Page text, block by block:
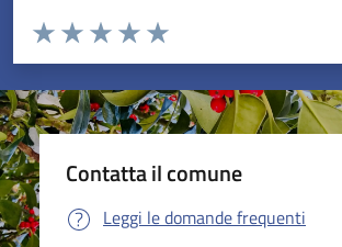
Valuta da 1 a 5 stelle la pagina
Valuta 5 stelle su 5
Valuta 4 stelle su 5
Valuta 3 stelle su 5
Valuta 2 stelle su 5
Valuta 1 stelle su 5
Contatta il comune
Leggi le domande frequenti